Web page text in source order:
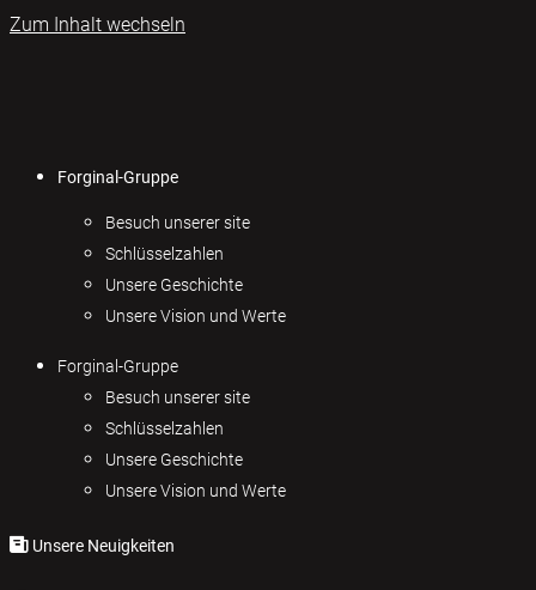
Zum Inhalt wechseln
Forginal-Gruppe
Besuch unserer site
Schlüsselzahlen
Unsere Geschichte
Unsere Vision und Werte
Forginal-Gruppe
Besuch unserer site
Schlüsselzahlen
Unsere Geschichte
Unsere Vision und Werte
Unsere Neuigkeiten